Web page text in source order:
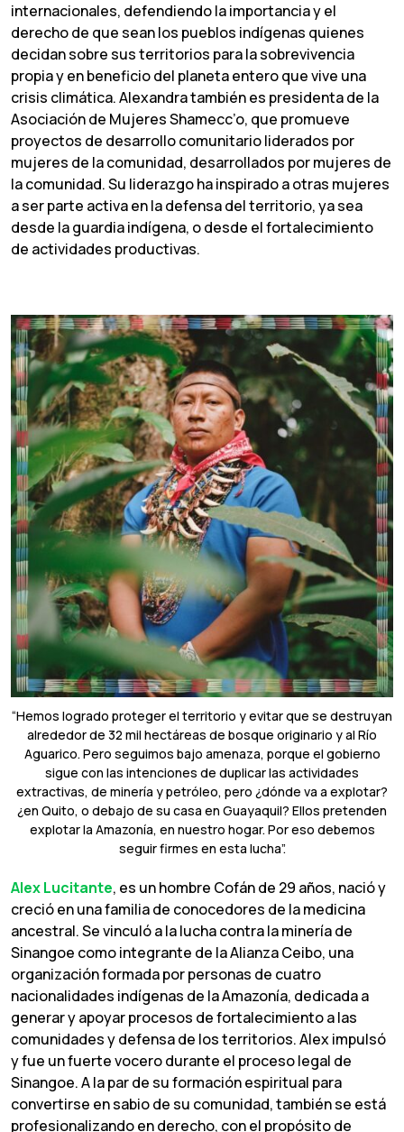
internacionales, defendiendo la importancia y el
derecho de que sean los pueblos indígenas quienes
decidan sobre sus territorios para la sobrevivencia
propia y en beneficio del planeta entero que vive una
crisis climática. Alexandra también es presidenta de la
Asociación de Mujeres Shamecc’o, que promueve
proyectos de desarrollo comunitario liderados por
mujeres de la comunidad, desarrollados por mujeres de
la comunidad. Su liderazgo ha inspirado a otras mujeres
a ser parte activa en la defensa del territorio, ya sea
desde la guardia indígena, o desde el fortalecimiento
de actividades productivas.
“Hemos logrado proteger el territorio y evitar que se destruyan
alrededor de 32 mil hectáreas de bosque originario y al Río
Aguarico. Pero seguimos bajo amenaza, porque el gobierno
sigue con las intenciones de duplicar las actividades
extractivas, de minería y petróleo, pero ¿dónde va a explotar?
¿en Quito, o debajo de su casa en Guayaquil? Ellos pretenden
explotar la Amazonía, en nuestro hogar. Por eso debemos
seguir firmes en esta lucha”.
Alex Lucitante, es un hombre Cofán de 29 años, nació y
creció en una familia de conocedores de la medicina
ancestral. Se vinculó a la lucha contra la minería de
Sinangoe como integrante de la Alianza Ceibo, una
organización formada por personas de cuatro
nacionalidades indígenas de la Amazonía, dedicada a
generar y apoyar procesos de fortalecimiento a las
comunidades y defensa de los territorios. Alex impulsó
y fue un fuerte vocero durante el proceso legal de
Sinangoe. A la par de su formación espiritual para
convertirse en sabio de su comunidad, también se está
profesionalizando en derecho, con el propósito de